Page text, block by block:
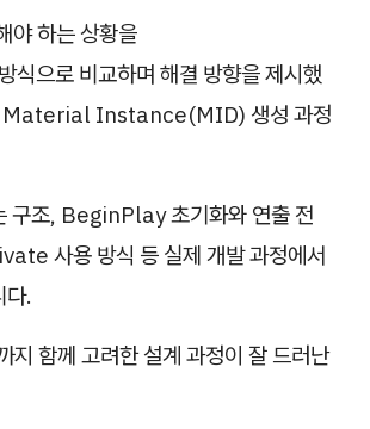
야 하는 상황을
으로 비교하며 해결 방향을 제시했
Material Instance(MID) 생성 과정
구조, BeginPlay 초기화와 연출 전
사용 방식 등 실제 개발 과정에서
다.
함께 고려한 설계 과정이 잘 드러난